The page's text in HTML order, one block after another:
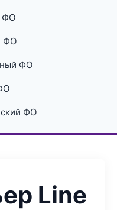
ФО
ФО
ФО
ФО
Line